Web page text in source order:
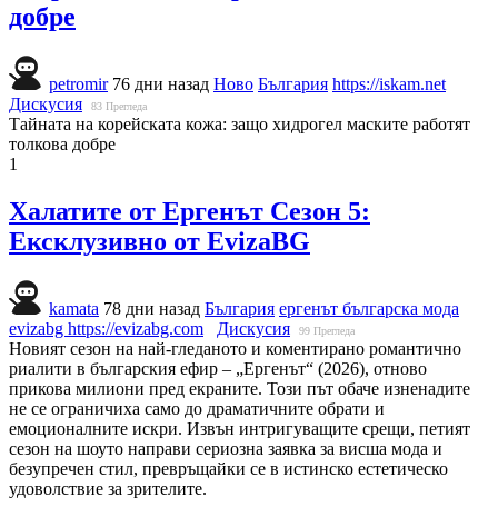
добре
petromir 76 дни назад Ново България https://iskam.net
Дискусия
83 Прегледа
Тайната на корейската кожа: защо хидрогел маските работят
толкова добре
1
Халатите от Ергенът Сезон 5:
Ексклузивно от EvizaBG
kamata 78 дни назад България ергенът българска мода
evizabg https://evizabg.com Дискусия 99 Прегледа
Новият сезон на най-гледаното и коментирано романтично
риалити в българския ефир – „Ергенът“ (2026), отново
прикова милиони пред екраните. Този път обаче изненадите
не се ограничиха само до драматичните обрати и
емоционалните искри. Извън интригуващите срещи, петият
сезон на шоуто направи сериозна заявка за висша мода и
безупречен стил, превръщайки се в истинско естетическо
удоволствие за зрителите.